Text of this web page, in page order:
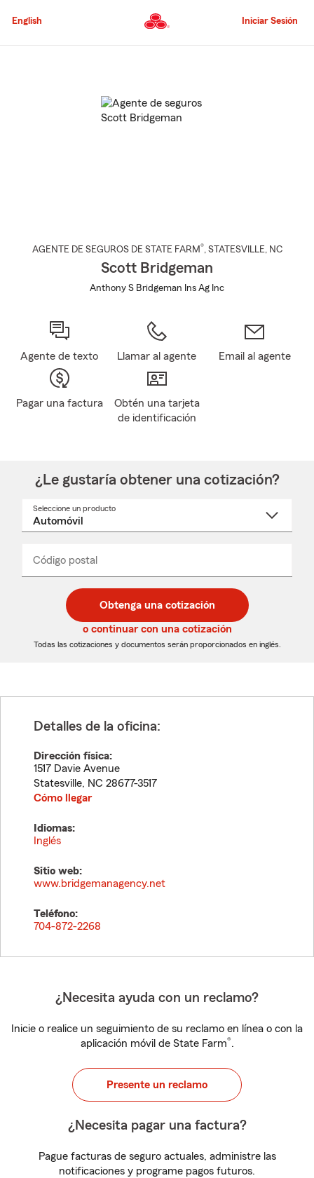
al
principal
English Iniciar Sesión
AGENTE DE SEGUROS DE STATE FARM®, STATESVILLE, NC
Scott Bridgeman
Anthony S Bridgeman Ins Ag Inc
Agente de texto Llamar al agente Email al agente
Pagar una factura
Obtén una tarjeta
de identificación
¿Le gustaría obtener una cotización?
Seleccione un producto
desplegable
Código postal
de
5
dígitos
de
5
dígitos
_____
Obtenga una cotización
o continuar con una cotización
Todas las cotizaciones y documentos serán proporcionados en inglés.
Detalles de la oficina:
Dirección física:
1517 Davie Avenue
Statesville, NC 28677-3517
Cómo llegar
Idiomas:
Inglés
Sitio web:
www.bridgemanagency.net
Teléfono:
704-872-2268
¿Necesita ayuda con un reclamo?
Inicie o realice un seguimiento de su reclamo en línea o con la
aplicación móvil de State Farm®.
Presente un reclamo
¿Necesita pagar una factura?
Pague facturas de seguro actuales, administre las
notificaciones y programe pagos futuros.